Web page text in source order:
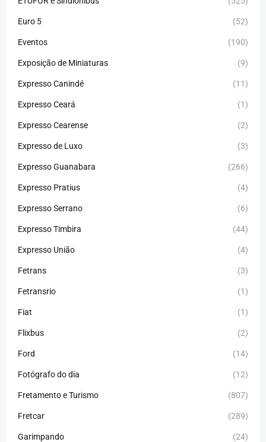
Euro 5 (52)
Eventos (190)
Exposição de Miniaturas (9)
Expresso Canindé (11)
Expresso Ceará (1)
Expresso Cearense (2)
Expresso de Luxo (3)
Expresso Guanabara (266)
Expresso Pratius (4)
Expresso Serrano (6)
Expresso Timbira (44)
Expresso União (4)
Fetrans (3)
Fetransrio (1)
Fiat (1)
Flixbus (2)
Ford (14)
Fotógrafo do dia (12)
Fretamento e Turismo (807)
Fretcar (289)
Garimpando (24)